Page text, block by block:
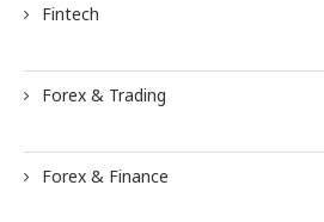
Fintech
Forex & Trading
Forex & Finance